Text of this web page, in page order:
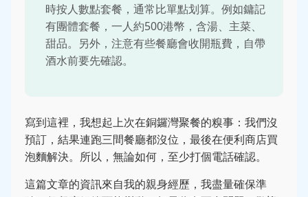
時按人數點套餐，通常比單點划算。例如鏞記
有團體套餐，一人約500港幣，含湯、主菜、
甜品。另外，注意有些餐廳會收開瓶費，自帶
酒水前要先確認。
寫到這裡，我想起上次在銅鑼灣聚餐的糗事：我們沒
預訂，結果連跑三間餐廳都沒位，最後在便利商店買
泡麵解決。所以，無論如何，至少打個電話確認。
這篇文章的資訊來自我的親身經歷，我盡量確保準